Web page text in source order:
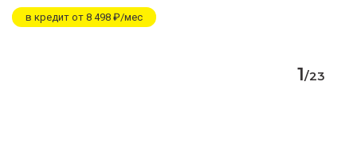
в кредит от 8 498 ₽/мес
1/23